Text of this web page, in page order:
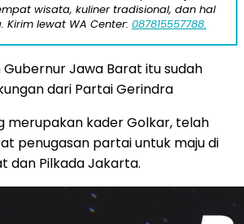
wisata, kuliner tradisional, dan hal
Kirim lewat WA Center: 087815557788.
Jawa Barat itu sudah
dari Partai Gerindra
merupakan kader Golkar, telah
penugasan partai untuk maju di
dan Pilkada Jakarta.